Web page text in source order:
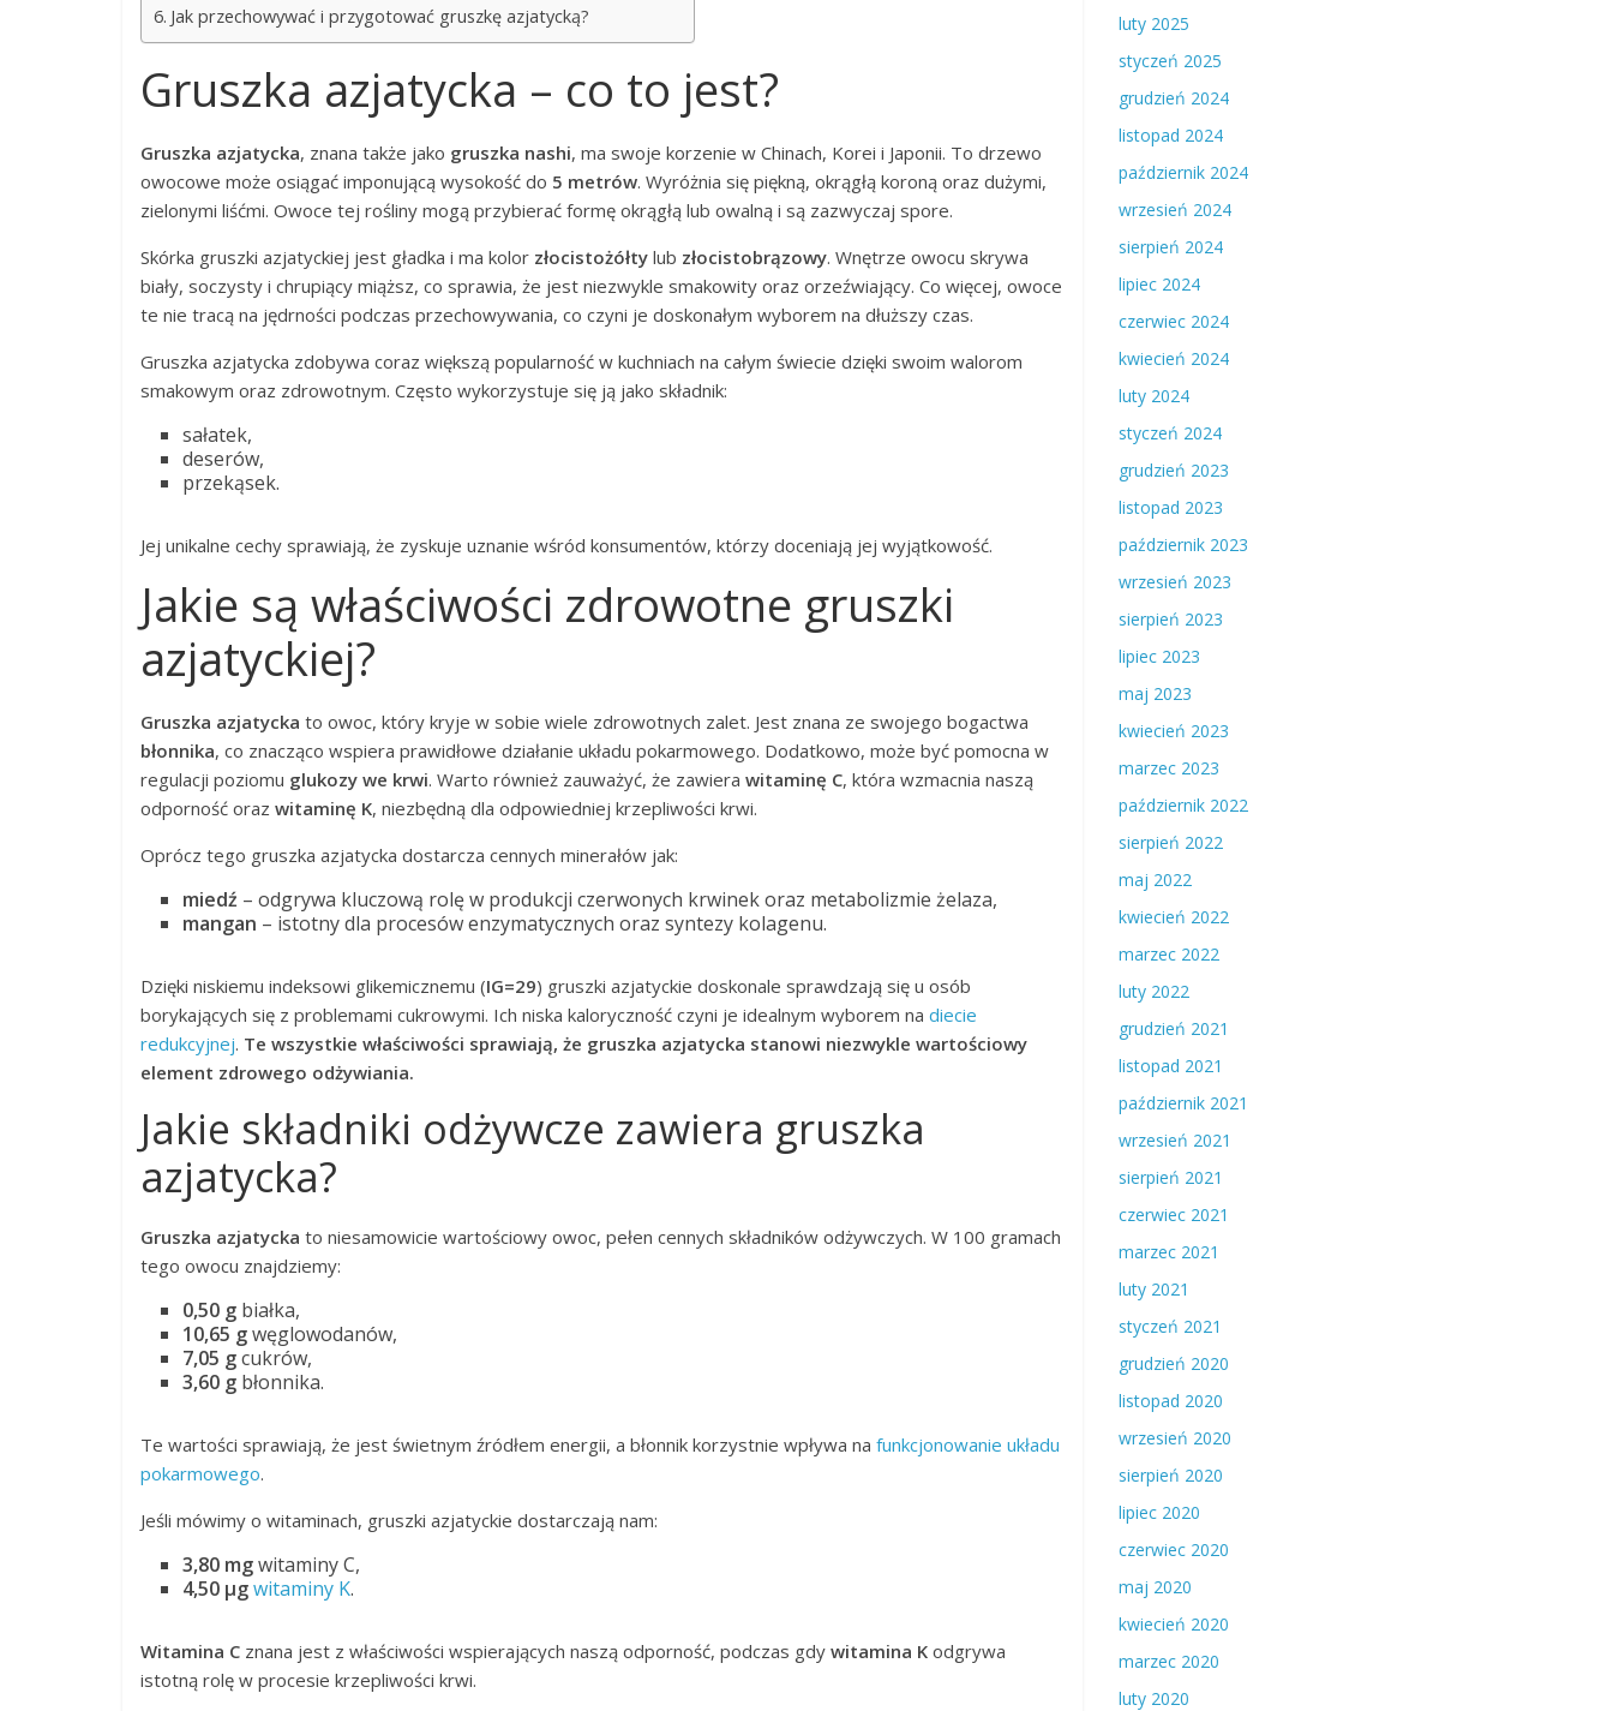
Jak przechowywać i przygotować gruszkę azjatycką?
Gruszka azjatycka – co to jest?
Gruszka azjatycka, znana także jako gruszka nashi, ma swoje korzenie w Chinach, Korei i Japonii. To drzewo
owocowe może osiągać imponującą wysokość do 5 metrów. Wyróżnia się piękną, okrągłą koroną oraz dużymi,
zielonymi liśćmi. Owoce tej rośliny mogą przybierać formę okrągłą lub owalną i są zazwyczaj spore.
Skórka gruszki azjatyckiej jest gładka i ma kolor złocistożółty lub złocistobrązowy. Wnętrze owocu skrywa
biały, soczysty i chrupiący miąższ, co sprawia, że jest niezwykle smakowity oraz orzeźwiający. Co więcej, owoce
te nie tracą na jędrności podczas przechowywania, co czyni je doskonałym wyborem na dłuższy czas.
Gruszka azjatycka zdobywa coraz większą popularność w kuchniach na całym świecie dzięki swoim walorom
smakowym oraz zdrowotnym. Często wykorzystuje się ją jako składnik:
sałatek,
deserów,
przekąsek.
Jej unikalne cechy sprawiają, że zyskuje uznanie wśród konsumentów, którzy doceniają jej wyjątkowość.
Jakie są właściwości zdrowotne gruszki
azjatyckiej?
Gruszka azjatycka to owoc, który kryje w sobie wiele zdrowotnych zalet. Jest znana ze swojego bogactwa
błonnika, co znacząco wspiera prawidłowe działanie układu pokarmowego. Dodatkowo, może być pomocna w
regulacji poziomu glukozy we krwi. Warto również zauważyć, że zawiera witaminę C, która wzmacnia naszą
odporność oraz witaminę K, niezbędną dla odpowiedniej krzepliwości krwi.
Oprócz tego gruszka azjatycka dostarcza cennych minerałów jak:
miedź – odgrywa kluczową rolę w produkcji czerwonych krwinek oraz metabolizmie żelaza,
mangan – istotny dla procesów enzymatycznych oraz syntezy kolagenu.
Dzięki niskiemu indeksowi glikemicznemu (IG=29) gruszki azjatyckie doskonale sprawdzają się u osób
borykających się z problemami cukrowymi. Ich niska kaloryczność czyni je idealnym wyborem na diecie
redukcyjnej. Te wszystkie właściwości sprawiają, że gruszka azjatycka stanowi niezwykle wartościowy
element zdrowego odżywiania.
Jakie składniki odżywcze zawiera gruszka
azjatycka?
Gruszka azjatycka to niesamowicie wartościowy owoc, pełen cennych składników odżywczych. W 100 gramach
tego owocu znajdziemy:
0,50 g białka,
10,65 gwęglowodanów,
7,05 gcukrów,
3,60 g błonnika.
Te wartości sprawiają, że jest świetnym źródłem energii, a błonnik korzystnie wpływa na funkcjonowanie układu
pokarmowego.
Jeśli mówimy o witaminach, gruszki azjatyckie dostarczają nam:
3,80 mgwitaminy C,
4,50 µgwitaminy K.
Witamina C znana jest z właściwości wspierających naszą odporność, podczas gdy witamina K odgrywa
istotną rolę w procesie krzepliwości krwi.
luty 2025
styczeń 2025
grudzień 2024
listopad 2024
październik 2024
wrzesień 2024
sierpień 2024
lipiec 2024
czerwiec 2024
kwiecień 2024
luty 2024
styczeń 2024
grudzień 2023
listopad 2023
październik 2023
wrzesień 2023
sierpień 2023
lipiec 2023
maj 2023
kwiecień 2023
marzec 2023
październik 2022
sierpień 2022
maj 2022
kwiecień 2022
marzec 2022
luty 2022
grudzień 2021
listopad 2021
październik 2021
wrzesień 2021
sierpień 2021
czerwiec 2021
marzec 2021
luty 2021
styczeń 2021
grudzień 2020
listopad 2020
wrzesień 2020
sierpień 2020
lipiec 2020
czerwiec 2020
maj 2020
kwiecień 2020
marzec 2020
luty 2020